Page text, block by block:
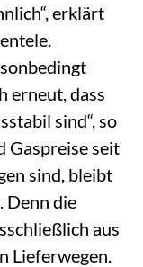
erklärt
erneut, dass
sind“, so
Gaspreise seit
sind, bleibt
Denn die
aus
Lieferwegen.